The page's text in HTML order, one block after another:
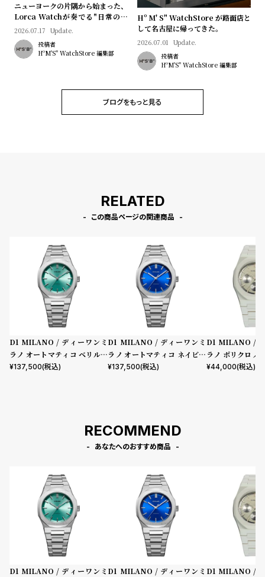
ニューヨークの片隅から始まった、
Lorca Watchが奏でる"日常のロ
マン"｜Brand Picks #08
2026.07.17 Update.
投稿者
HºM'S" WatchStore 編集部
Hº M' S" WatchStore が路面店と
して名古屋に帰ってきた。
2026.07.01 Update.
投稿者
HºM'S" WatchStore 編集部
ブログをもっと見る
RELATED
この商品ページの関連商品
D1 MILANO / ディーワンミ
ラノ オートマティコ ベリルコ
ード
¥137,500(税込)
D1 MILANO / ディーワンミ
ラノ オートマティコ ネイビー
コード
¥137,500(税込)
D1 MILANO /
ラノ ポリクロノ
レー
¥44,000(税込)
RECOMMEND
あなたへのおすすめ商品
D1 MILANO / ディーワンミ D1 MILANO / ディーワンミ D1 MILANO /